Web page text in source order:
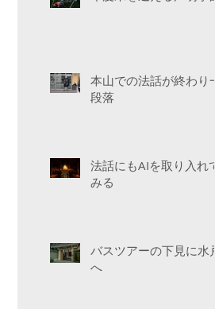
本山での法話が終わり一
段落
法話にもAIを取り入れて
みる
バスツアーの下見に水戸
へ